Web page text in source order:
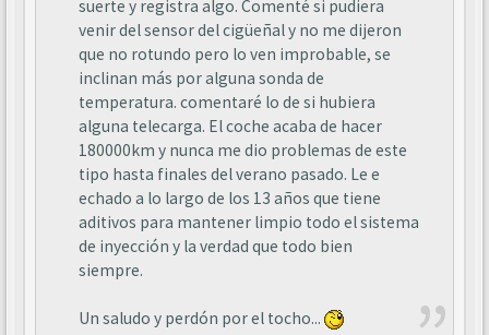
suerte y registra algo. Comenté si pudiera
venir del sensor del cigüeñal y no me dijeron
que no rotundo pero lo ven improbable, se
inclinan más por alguna sonda de
temperatura. comentaré lo de si hubiera
alguna telecarga. El coche acaba de hacer
180000km y nunca me dio problemas de este
tipo hasta finales del verano pasado. Le e
echado a lo largo de los 13 años que tiene
aditivos para mantener limpio todo el sistema
de inyección y la verdad que todo bien
siempre.
Un saludo y perdón por el tocho...